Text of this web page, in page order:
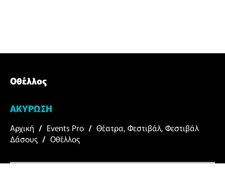
Οθέλλος
ΑΚΥΡΩΣΗ
Αρχική / Events Pro / Θέατρα, Φεστιβάλ, Φεστιβάλ
Δάσους / Οθέλλος